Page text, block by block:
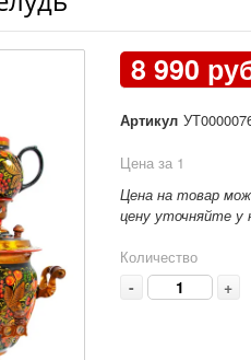
8 990
Артикул
Цена за 1
Цена на товар
цену уточняйте у
Количество
- +